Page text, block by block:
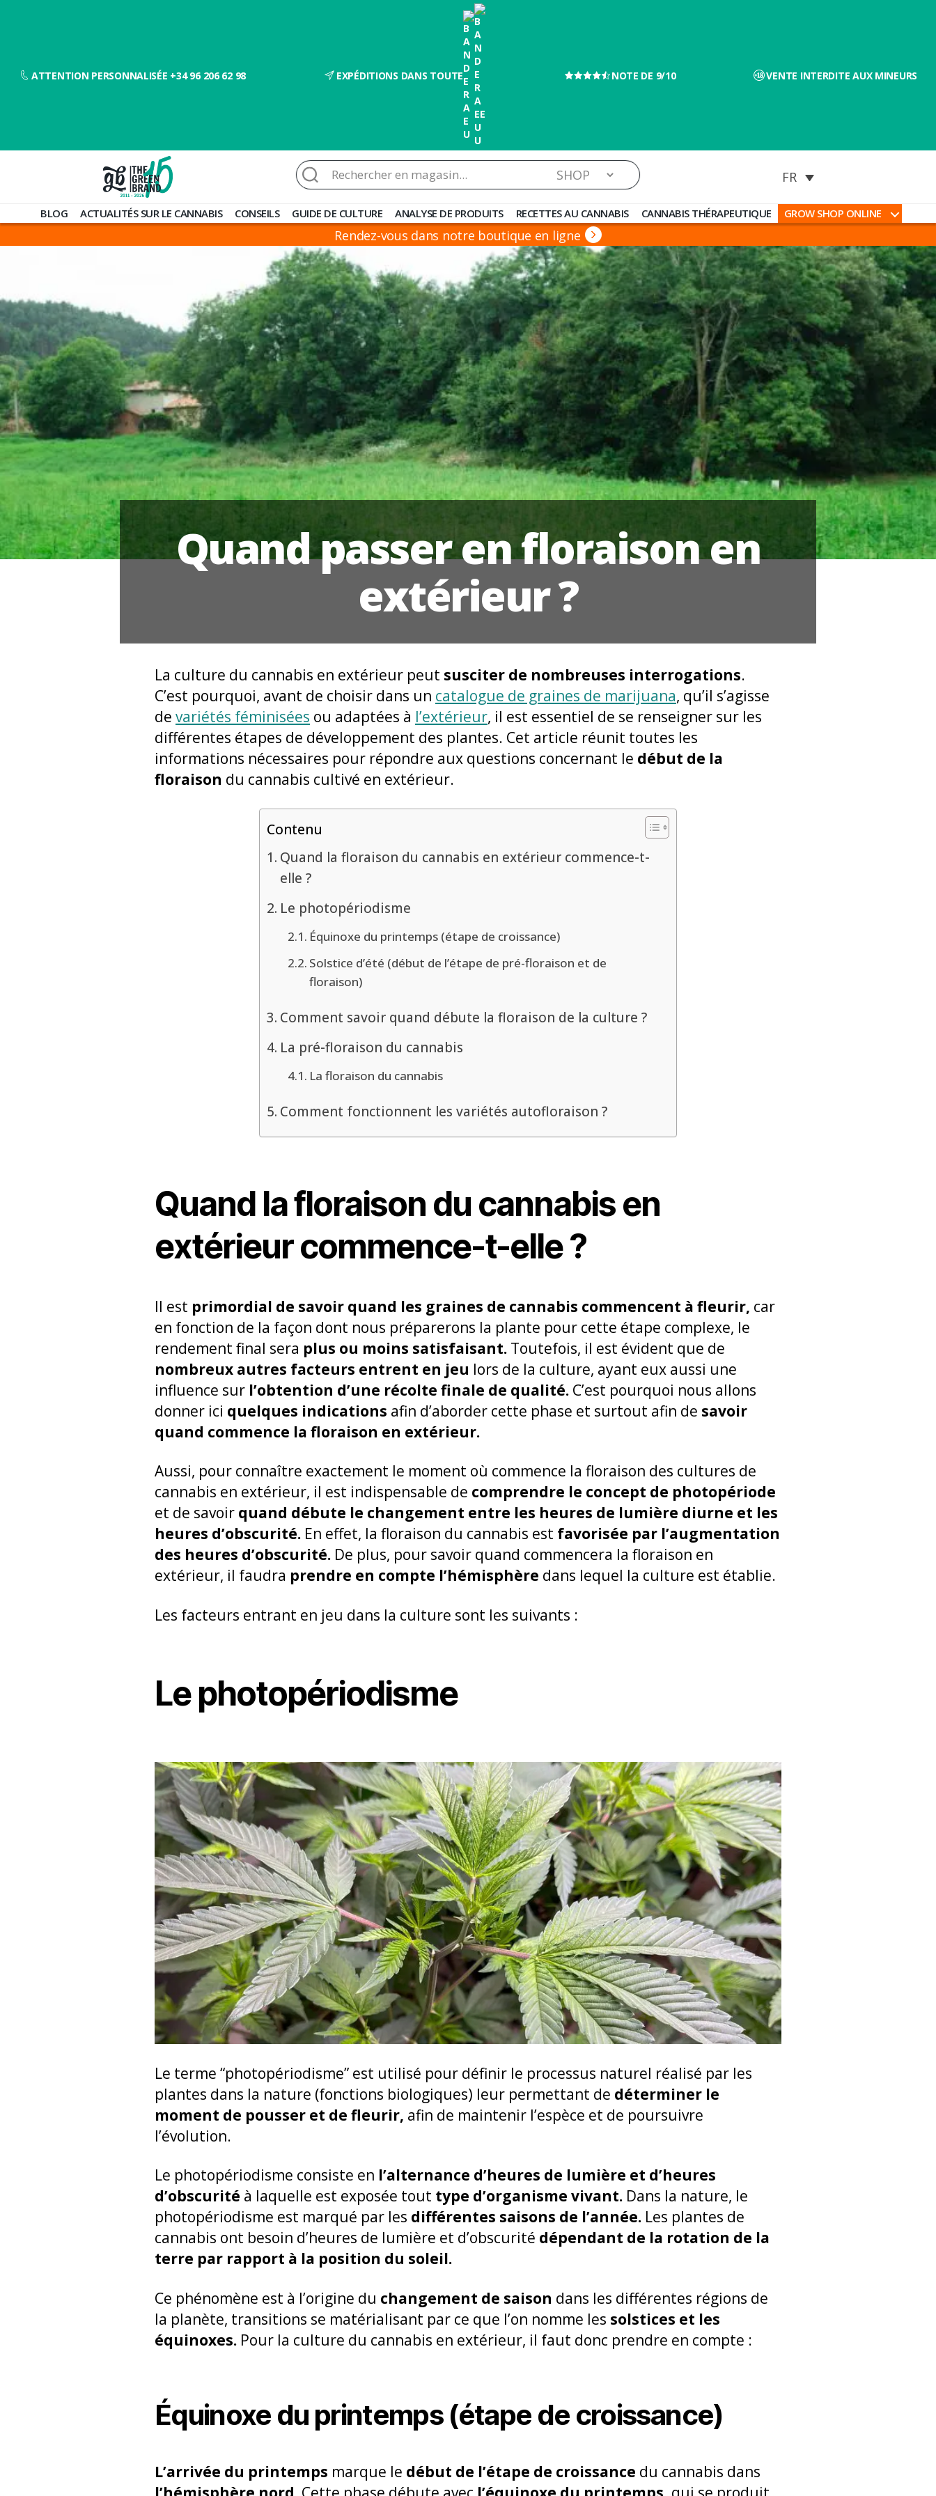
ATTENTION PERSONNALISÉE +34 96 206 62 98 EXPÉDITIONS DANS TOUTE NOTE DE 9/10 VENTE INTERDITE AUX MINEURS
Blog
de
Barato
Rechercher :
BLOG ACTUALITÉS SUR LE CANNABIS CONSEILS GUIDE DE CULTURE ANALYSE DE PRODUITS RECETTES AU CANNABIS CANNABIS THÉRAPEUTIQUE GROW SHOP ONLINE
Rendez-vous dans notre boutique en ligne
Quand passer en floraison en
extérieur ?
La culture du cannabis en extérieur peut susciter de nombreuses interrogations.
C’est pourquoi, avant de choisir dans un catalogue de graines de marijuana, qu’il s’agisse
de variétés féminisées ou adaptées à l’extérieur, il est essentiel de se renseigner sur les
différentes étapes de développement des plantes. Cet article réunit toutes les
informations nécessaires pour répondre aux questions concernant le début de la
floraison du cannabis cultivé en extérieur.
Contenu
Quand la floraison du cannabis en extérieur commence-t-
elle ?
Le photopériodisme
Équinoxe du printemps (étape de croissance)
Solstice d’été (début de l’étape de pré-floraison et de
floraison)
Comment savoir quand débute la floraison de la culture ?
La pré-floraison du cannabis
La floraison du cannabis
Comment fonctionnent les variétés autofloraison ?
Quand la floraison du cannabis en
extérieur commence-t-elle ?
Il est primordial de savoir quand les graines de cannabis commencent à fleurir, car
en fonction de la façon dont nous préparerons la plante pour cette étape complexe, le
rendement final sera plus ou moins satisfaisant. Toutefois, il est évident que de
nombreux autres facteurs entrent en jeu lors de la culture, ayant eux aussi une
influence sur l’obtention d’une récolte finale de qualité. C’est pourquoi nous allons
donner ici quelques indications afin d’aborder cette phase et surtout afin de savoir
quand commence la floraison en extérieur.
Aussi, pour connaître exactement le moment où commence la floraison des cultures de
cannabis en extérieur, il est indispensable de comprendre le concept de photopériode
et de savoir quand débute le changement entre les heures de lumière diurne et les
heures d’obscurité. En effet, la floraison du cannabis est favorisée par l’augmentation
des heures d’obscurité. De plus, pour savoir quand commencera la floraison en
extérieur, il faudra prendre en compte l’hémisphère dans lequel la culture est établie.
Les facteurs entrant en jeu dans la culture sont les suivants :
Le photopériodisme
Le terme “photopériodisme” est utilisé pour définir le processus naturel réalisé par les
plantes dans la nature (fonctions biologiques) leur permettant de déterminer le
moment de pousser et de fleurir, afin de maintenir l’espèce et de poursuivre
l’évolution.
Le photopériodisme consiste en l’alternance d’heures de lumière et d’heures
d’obscurité à laquelle est exposée tout type d’organisme vivant. Dans la nature, le
photopériodisme est marqué par les différentes saisons de l’année. Les plantes de
cannabis ont besoin d’heures de lumière et d’obscurité dépendant de la rotation de la
terre par rapport à la position du soleil.
Ce phénomène est à l’origine du changement de saison dans les différentes régions de
la planète, transitions se matérialisant par ce que l’on nomme les solstices et les
équinoxes. Pour la culture du cannabis en extérieur, il faut donc prendre en compte :
Équinoxe du printemps (étape de croissance)
L’arrivée du printemps marque le début de l’étape de croissance du cannabis dans